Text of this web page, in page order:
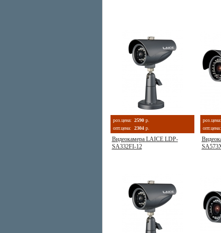
роз.цена: 2590 р.
опт.цена:
2304 р.
Видеокамера LAICE LDP-
SA332FI-12
роз.цена:
опт.цена: